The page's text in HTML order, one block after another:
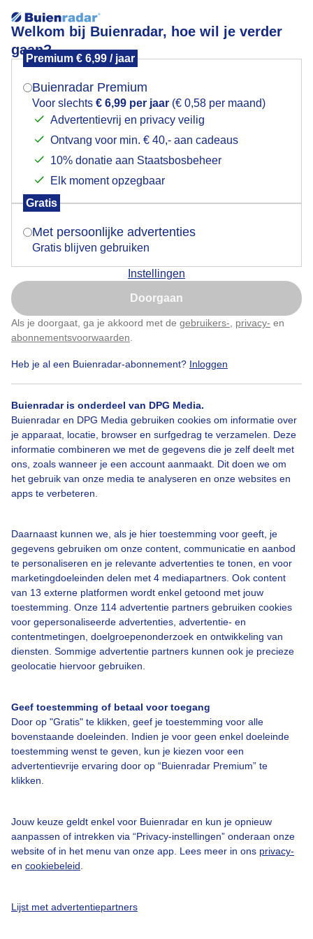
Welkom bij Buienradar, hoe wil je verder
gaan?
Premium € 6,99 / jaar
Buienradar Premium
Voor slechts € 6,99 per jaar (€ 0,58 per maand)
Advertentievrij en privacy veilig
Ontvang voor min. € 40,- aan cadeaus
10% donatie aan Staatsbosbeheer
Elk moment opzegbaar
Gratis
Met persoonlijke advertenties
Gratis blijven gebruiken
Instellingen
Doorgaan
Als je doorgaat, ga je akkoord met de gebruikers- privacy- en
abonnementsvoorwaarden
Heb je al een Buienradar-abonnement? Inloggen
Buienradar is onderdeel van DPG Media.
Buienradar en DPG Media gebruiken cookies om informatie over
je apparaat, locatie, browser en surfgedrag te verzamelen. Deze
informatie combineren we met de gegevens die je zelf deelt met
ons, zoals wanneer je een account aanmaakt. Dit doen we om
het gebruik van onze media te analyseren en onze websites en
apps te verbeteren.
Daarnaast kunnen we, als je hier toestemming voor geeft, je
gegevens gebruiken om onze content, communicatie en aanbod
te personaliseren en je relevante advertenties te tonen, en voor
marketingdoeleinden delen met 4 mediapartners. Ook content
van 13 externe platformen wordt enkel getoond met jouw
toestemming. Onze 114 advertentie partners gebruiken cookies
voor gepersonaliseerde advertenties, advertentie- en
contentmetingen, doelgroepenonderzoek en ontwikkeling van
diensten. Sommige advertentie partners kunnen ook je precieze
geolocatie hiervoor gebruiken.
Geef toestemming of betaal voor toegang
Door op "Gratis" te klikken, geef je toestemming voor alle
bovenstaande doeleinden. Indien je voor geen enkel doeleinde
toestemming wenst te geven, kun je kiezen voor een
advertentievrije ervaring door op “Buienradar Premium” te
klikken.
Jouw keuze geldt enkel voor Buienradar en kun je opnieuw
aanpassen of intrekken via “Privacy-instellingen” onderaan onze
website of in het menu van onze app. Lees meer in ons privacy-
en cookiebeleid
Lijst met advertentiepartners
Zonnige zomerdag
Mooie zonnige zomerdag wat wolkjes matig zwak
windje
Door: ria brasser Gemaakt: 05-07-2022, 151x bekeken
Zonnigezomerdag Paarwolkjes Matigzwakwindje
Bekijk slideshow
Een moment geduld aub...
Over Buienradar
Bedrijfsgegevens
Veelgestelde vragen
Contact
Toegankelijkheid
Adverteren
Buienradar Team
Mogen we je locatie gebruiken voor het
Indien je hier nog geen akkoord op hebt gegeven,
verschijnt er zo een pop-up uit je browser waarin
Is goed, toon de popup
Nu niet, misschien later
Klik hierom dit aan te passen